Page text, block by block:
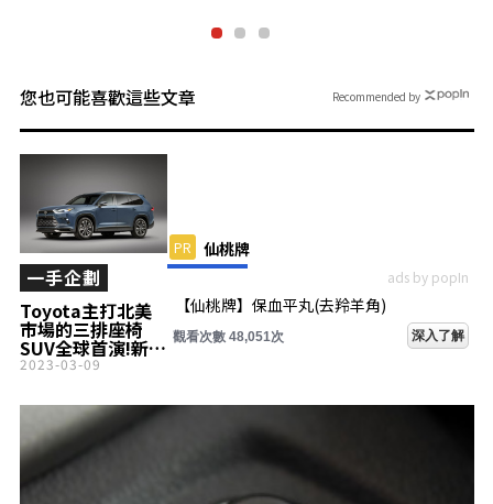
您也可能喜歡這些文章
Toyota主打北美
市場的三排座椅
SUV全球首演!新一
代「Grand
相
一手企劃
2023-03-09
PR 仙桃牌
ads by popIn
【仙桃牌】保血平丸(去羚羊角)
觀看次數 48,051次 深入了解
Recommended by